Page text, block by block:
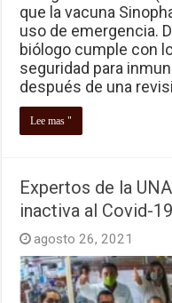
que la vacuna
uso de emergencia.
biólogo cumple con
seguridad para
después de una
Lee mas "
Expertos de la
inactiva al Covid-19
agosto 26, 2021